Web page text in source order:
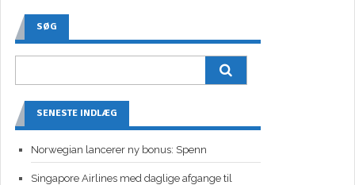
SØG
SENESTE INDLÆG
Norwegian lancerer ny bonus: Spenn
Singapore Airlines med daglige afgange til